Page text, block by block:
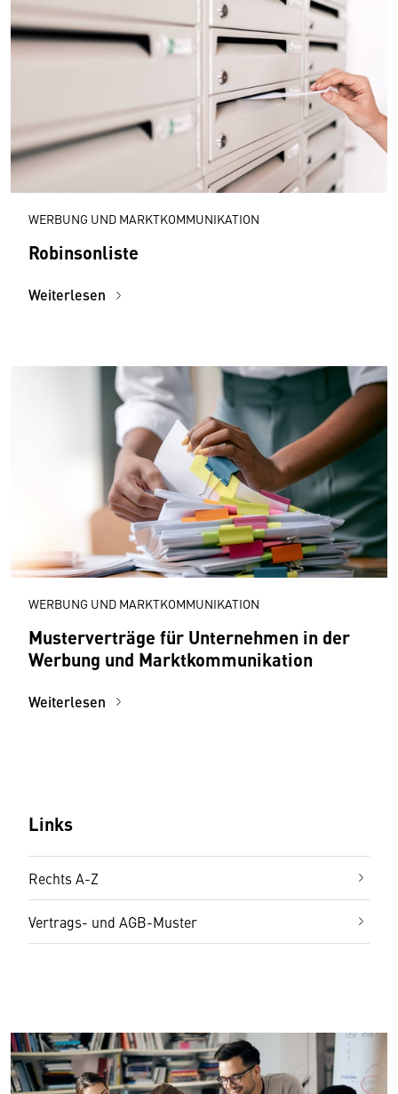
WERBUNG UND MARKTKOMMUNIKATION
Robinsonliste
Weiterlesen
WERBUNG UND MARKTKOMMUNIKATION
Musterverträge für Unternehmen in der
Werbung und Marktkommunikation
Weiterlesen
Links
Rechts A-Z
Vertrags- und AGB-Muster